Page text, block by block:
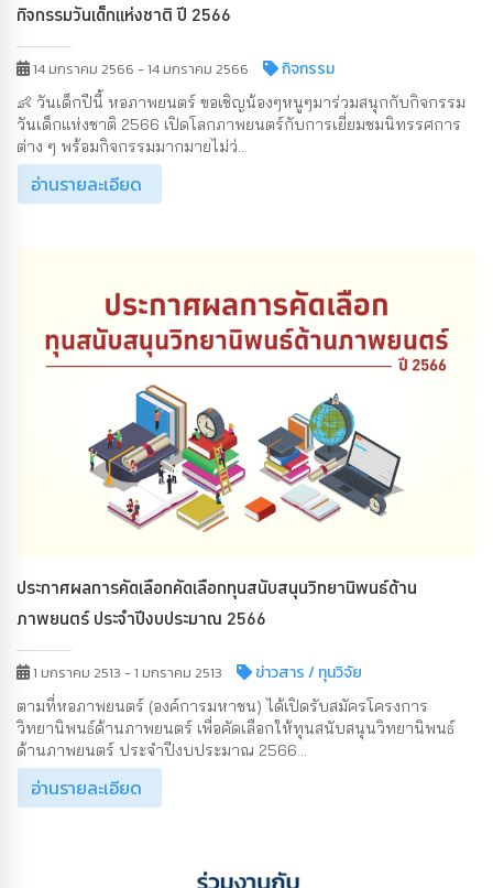
กิจกรรมวันเด็กแห่งชาติ ปี 2566
14 มกราคม 2566 - 14 มกราคม 2566 กิจกรรม
👶 วันเด็กปีนี้ หอภาพยนตร์ ขอเชิญน้องๆหนูๆมาร่วมสนุกกับกิจกรรม
วันเด็กแห่งชาติ 2566 เปิดโลกภาพยนตร์กับการเยี่ยมชมนิทรรศการ
ต่าง ๆ พร้อมกิจกรรมมากมายไม่ว่...
อ่านรายละเอียด
ประกาศผลการคัดเลือกคัดเลือกทุนสนับสนุนวิทยานิพนธ์ด้าน
ภาพยนตร์ ประจำปีงบประมาณ 2566
1 มกราคม 2513 - 1 มกราคม 2513 ข่าวสาร/ ทุนวิจัย
ตามที่หอภาพยนตร์ (องค์การมหาชน) ได้เปิดรับสมัครโครงการ
วิทยานิพนธ์ด้านภาพยนตร์ เพื่อคัดเลือกให้ทุนสนับสนุนวิทยานิพนธ์
ด้านภาพยนตร์ ประจำปีงบประมาณ 2566...
อ่านรายละเอียด